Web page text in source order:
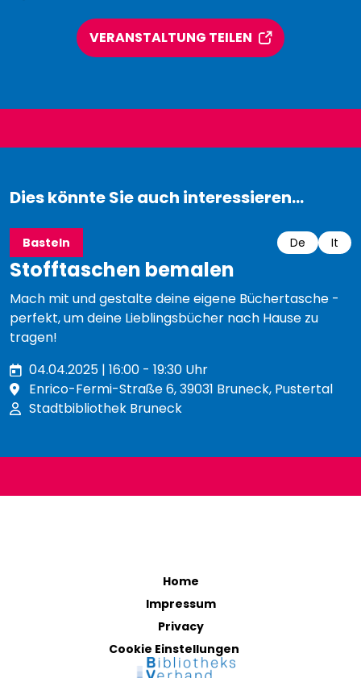
VERANSTALTUNG TEILEN
Dies könnte Sie auch interessieren...
Basteln De It
Stofftaschen bemalen
Mach mit und gestalte deine eigene Büchertasche -
perfekt, um deine Lieblingsbücher nach Hause zu
tragen!
04.04.2025 | 16:00 - 19:30 Uhr
Enrico-Fermi-Straße 6, 39031 Bruneck, Pustertal
Stadtbibliothek Bruneck
Home
Impressum
Privacy
Cookie Einstellungen